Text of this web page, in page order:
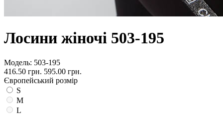
Лосини жіночі 503-195
Модель: 503-195
416.50 грн. 595.00 грн.
Європейський розмір
S
M
L